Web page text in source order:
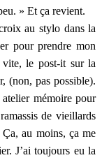
» Et ça revient.
au stylo dans la
pour prendre mon
vite, le post-it sur la
(non, pas possible).
atelier mémoire pour
de vieillards
au moins, ça me
J’ai toujours eu la